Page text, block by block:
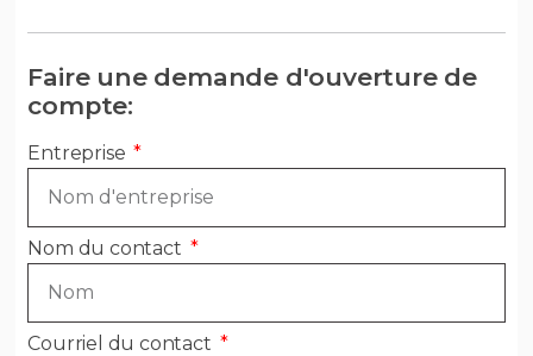
Faire une demande d'ouverture de
compte:
Entreprise
Nom du contact
Courriel du contact